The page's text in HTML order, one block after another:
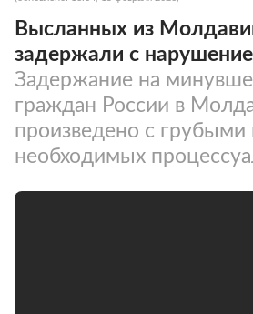
Высланных из
задержали с
Задержание на
граждан России в
произведено с
необходимых